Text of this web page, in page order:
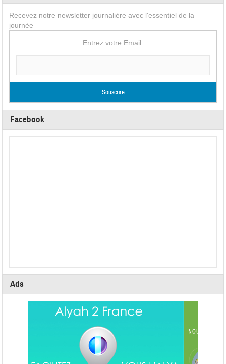
Recevez notre newsletter journalière avec l'essentiel de la
journée
Entrez votre Email:
Facebook
Ads